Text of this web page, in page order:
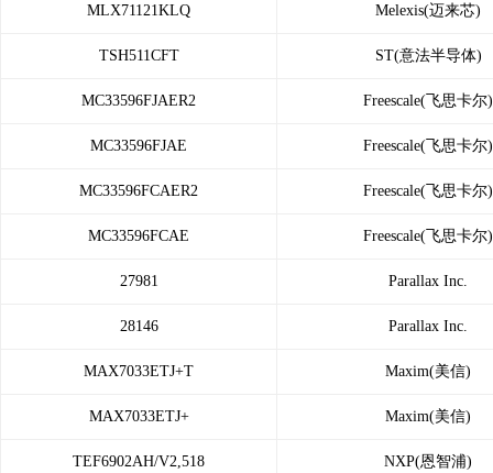
MLX71121KLQ Melexis(迈来芯)
TSH511CFT ST(意法半导体)
MC33596FJAER2 Freescale(飞思卡尔)
MC33596FJAE Freescale(飞思卡尔)
MC33596FCAER2 Freescale(飞思卡尔)
MC33596FCAE Freescale(飞思卡尔)
27981 Parallax Inc.
28146 Parallax Inc.
MAX7033ETJ+T Maxim(美信)
MAX7033ETJ+ Maxim(美信)
TEF6902AH/V2,518 NXP(恩智浦)